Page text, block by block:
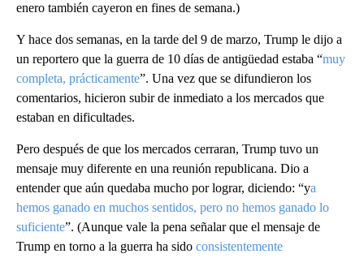
enero también cayeron en fines de semana.)
Y hace dos semanas, en la tarde del 9 de marzo, Trump le dijo a
un reportero que la guerra de 10 días de antigüedad estaba “muy
completa, prácticamente”. Una vez que se difundieron los
comentarios, hicieron subir de inmediato a los mercados que
estaban en dificultades.
Pero después de que los mercados cerraran, Trump tuvo un
mensaje muy diferente en una reunión republicana. Dio a
entender que aún quedaba mucho por lograr, diciendo: “ya
hemos ganado en muchos sentidos, pero no hemos ganado lo
suficiente”. (Aunque vale la pena señalar que el mensaje de
Trump en torno a la guerra ha sido consistentemente